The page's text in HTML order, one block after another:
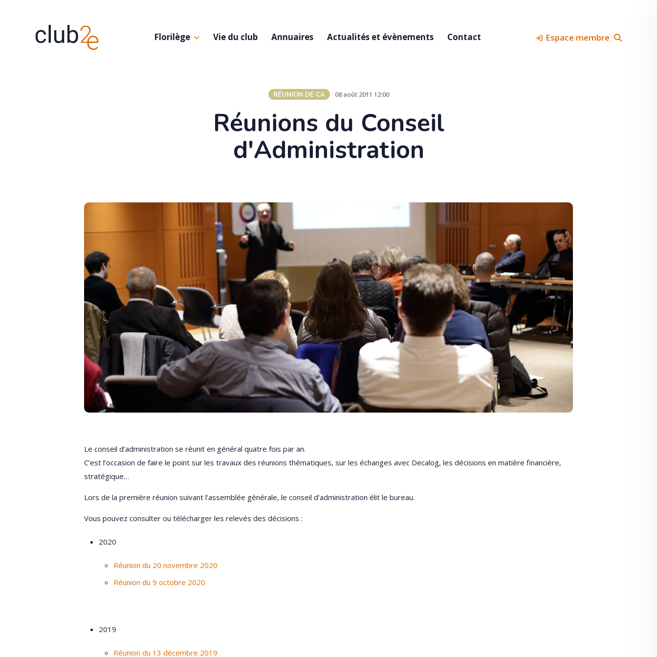
Florilège Vie du club Annuaires Actualités et évènements Contact Espace membre
RÉUNION DE CA 08 août 2011 12:00
Réunions du Conseil
d'Administration
Le conseil d’administration se réunit en général quatre fois par an.
C’est l’occasion de faire le point sur les travaux des réunions thématiques, sur les échanges avec Decalog, les décisions en matière financière,
stratégique…
Lors de la première réunion suivant l’assemblée générale, le conseil d’administration élit le bureau.
Vous pouvez consulter ou télécharger les relevés des décisions :
2020
Réunion du 20 novembre 2020
Réunion du 9 octobre 2020
2019
Réunion du 13 décembre 2019